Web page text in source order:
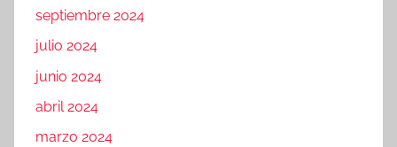
septiembre 2024
julio 2024
junio 2024
abril 2024
marzo 2024